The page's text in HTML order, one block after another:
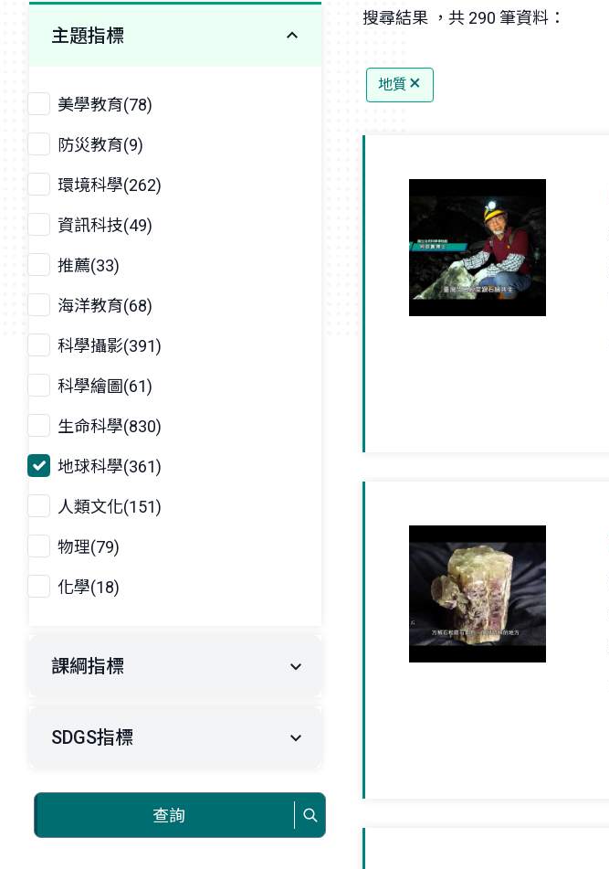
主題指標
美學教育(78)
防災教育(9)
環境科學(262)
資訊科技(49)
推薦(33)
海洋教育(68)
科學攝影(391)
科學繪圖(61)
生命科學(830)
地球科學(361)
人類文化(151)
物理(79)
化學(18)
課綱指標
SDGS指標
查詢
搜尋結果 ，共 290 筆資料：
地質